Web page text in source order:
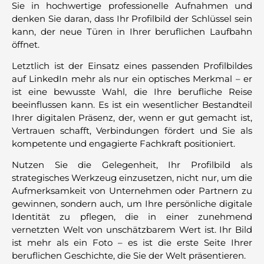
Sie in hochwertige professionelle Aufnahmen und
denken Sie daran, dass Ihr Profilbild der Schlüssel sein
kann, der neue Türen in Ihrer beruflichen Laufbahn
öffnet.
Letztlich ist der Einsatz eines passenden Profilbildes
auf LinkedIn mehr als nur ein optisches Merkmal – er
ist eine bewusste Wahl, die Ihre berufliche Reise
beeinflussen kann. Es ist ein wesentlicher Bestandteil
Ihrer digitalen Präsenz, der, wenn er gut gemacht ist,
Vertrauen schafft, Verbindungen fördert und Sie als
kompetente und engagierte Fachkraft positioniert.
Nutzen Sie die Gelegenheit, Ihr Profilbild als
strategisches Werkzeug einzusetzen, nicht nur, um die
Aufmerksamkeit von Unternehmen oder Partnern zu
gewinnen, sondern auch, um Ihre persönliche digitale
Identität zu pflegen, die in einer zunehmend
vernetzten Welt von unschätzbarem Wert ist. Ihr Bild
ist mehr als ein Foto – es ist die erste Seite Ihrer
beruflichen Geschichte, die Sie der Welt präsentieren.